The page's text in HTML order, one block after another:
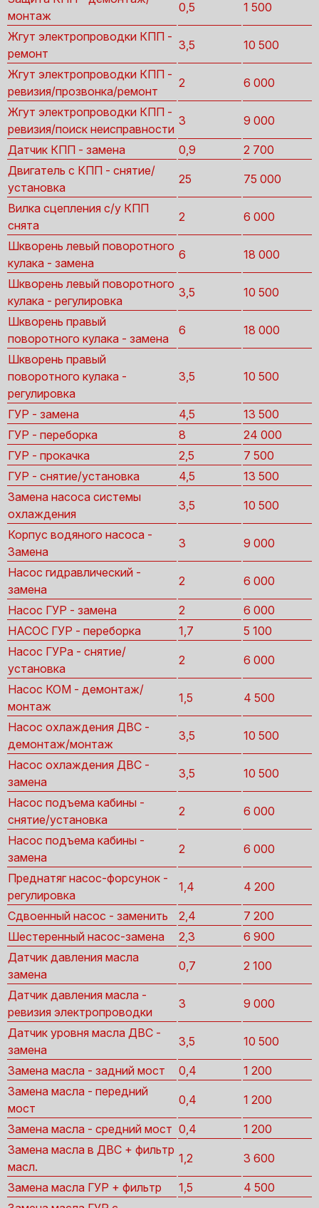
монтаж
0,5 1 500
Жгут электропроводки КПП -
ремонт
3,5 10 500
Жгут электропроводки КПП -
ревизия/прозвонка/ремонт
2 6 000
Жгут электропроводки КПП -
ревизия/поиск неисправности
3 9 000
Датчик КПП - замена 0,9
2 700
Двигатель с КПП - снятие/
установка
25 75 000
Вилка сцепления с/у КПП
снята
2 6 000
Шкворень левый поворотного
кулака - замена
6 18 000
Шкворень левый поворотного
кулака - регулировка
3,5 10 500
Шкворень правый
поворотного кулака - замена
6 18 000
Шкворень правый
поворотного кулака -
регулировка
3,5 10 500
ГУР - замена 4,5
13 500
ГУР - переборка
8
24 000
ГУР - прокачка
2,5
7 500
ГУР - снятие/установка
4,5
13 500
Замена насоса системы
охлаждения
3,5 10 500
Корпус водяного насоса -
Замена
3 9 000
Насос гидравлический -
замена
2 6 000
Насос ГУР - замена 2
6 000
НАСОС ГУР - переборка
1,7
5 100
Насос ГУРа - снятие/
установка
2 6 000
Насос КОМ - демонтаж/
монтаж
1,5 4 500
Насос охлаждения ДВС -
демонтаж/монтаж
3,5 10 500
Насос охлаждения ДВС -
замена
3,5 10 500
Насос подъема кабины -
снятие/установка
2 6 000
Насос подъема кабины -
замена
2 6 000
Преднатяг насос-форсунок -
регулировка
1,4 4 200
Сдвоенный насос - заменить 2,4
7 200
Шестеренный насос-замена
2,3
6 900
Датчик давления масла
замена
0,7 2 100
Датчик давления масла -
ревизия электропроводки
3 9 000
Датчик уровня масла ДВС -
замена
3,5 10 500
Замена масла - задний мост 0,4
1 200
Замена масла - передний
мост
0,4 1 200
Замена масла - средний мост 0,4
1 200
Замена масла в ДВС + фильтр
масл.
1,2 3 600
Замена масла ГУР + фильтр 1,5
4 500